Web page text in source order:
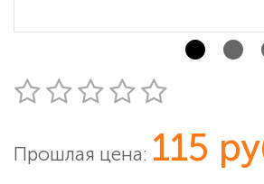
Прошлая цена: 115